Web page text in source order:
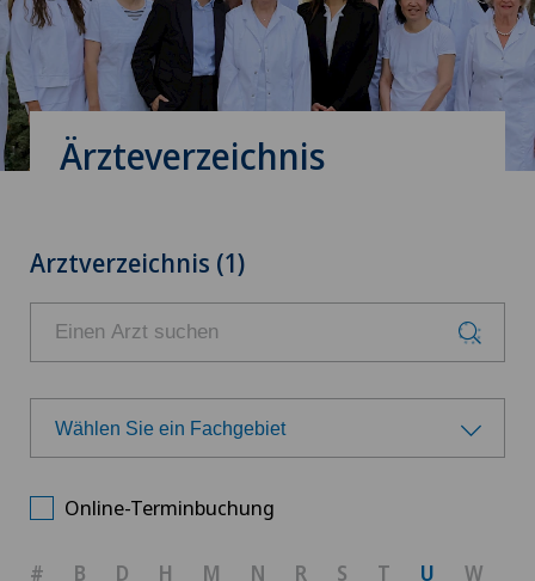
Ärzteverzeichnis
Arztverzeichnis (1)
Wählen Sie ein Fachgebiet
Online-Terminbuchung
# B D H M N R S T U W